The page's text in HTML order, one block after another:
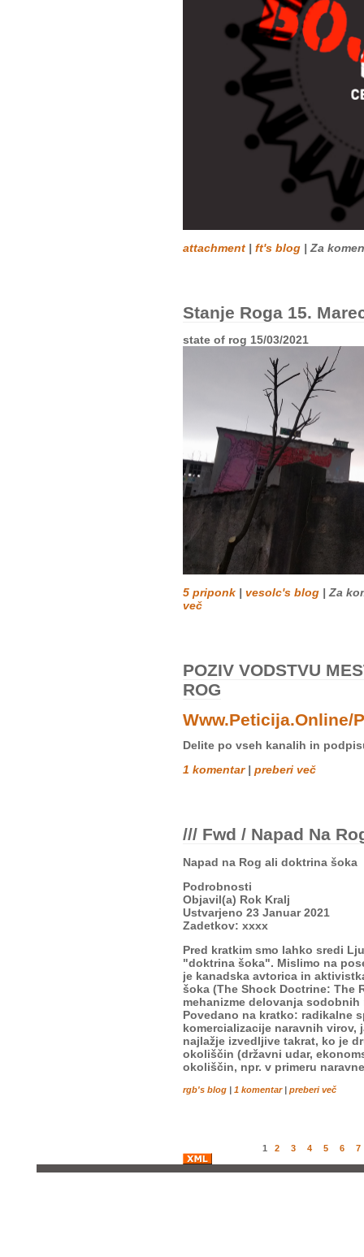
attachment | ft's blog | Za
Stanje Roga 15.
state of rog 15/03/2021
5 priponk | vesolc's blog | Za
več
POZIV VODSTVU
ROG
Www.peticija.online/
Delite po vseh kanalih in
1 komentar| preberi več
/// Fwd / Napad Na
Napad na Rog ali doktrina šoka
Podrobnosti
Objavil(a) Rok Kralj
Ustvarjeno 23 Januar 2021
Zadetkov: xxxx
Pred kratkim smo lahko sredi
"doktrina šoka". Mislimo na
je kanadska avtorica in
šoka (The Shock Doctrine: The
mehanizme delovanja
Povedano na kratko: radikalne
komercializacije naravnih
najlažje izvedljive takrat, ko je
okoliščin (državni udar,
okoliščin, npr. v primeru
rgb's blog | 1 komentar| preberi več
1 2 3 4 5 6 7